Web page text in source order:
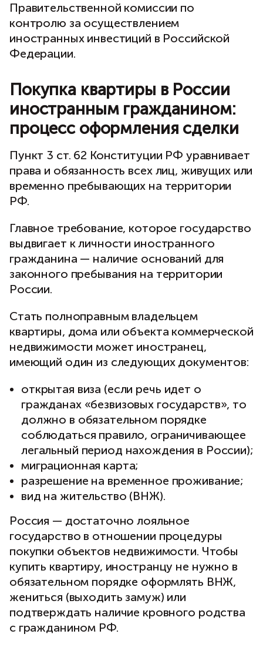
Правительственной комиссии по
контролю за осуществлением
иностранных инвестиций в Российской
Федерации.
Покупка квартиры в России
иностранным гражданином:
процесс оформления сделки
Пункт 3 ст. 62 Конституции РФ уравнивает
права и обязанность всех лиц, живущих или
временно пребывающих на территории
РФ.
Главное требование, которое государство
выдвигает к личности иностранного
гражданина — наличие оснований для
законного пребывания на территории
России.
Стать полноправным владельцем
квартиры, дома или объекта коммерческой
недвижимости может иностранец,
имеющий один из следующих документов:
открытая виза (если речь идет о
гражданах «безвизовых государств», то
должно в обязательном порядке
соблюдаться правило, ограничивающее
легальный период нахождения в России);
миграционная карта;
разрешение на временное проживание;
вид на жительство (ВНЖ).
Россия — достаточно лояльное
государство в отношении процедуры
покупки объектов недвижимости. Чтобы
купить квартиру, иностранцу не нужно в
обязательном порядке оформлять ВНЖ,
жениться (выходить замуж) или
подтверждать наличие кровного родства
с гражданином РФ.